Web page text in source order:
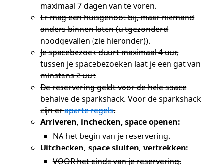
maximaal 7 dagen van te voren.
Er mag een huisgenoot bij, maar niemand
anders binnen laten (uitgezonderd
noodgevallen (zie hieronder)).
Je spacebezoek duurt maximaal 4 uur,
tussen je spacebezoeken laat je een gat van
minstens 2 uur.
De reservering geldt voor de hele space
behalve de sparkshack. Voor de sparkshack
zijn eraparte regels.
Arriveren, inchecken, space openen:
NA het begin van je reservering.
Uitchecken, space sluiten, vertrekken:
VOOR het einde van je reservering.